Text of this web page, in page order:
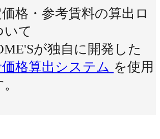
格・参考賃料の算出ロ
いて
が独自に開発した
格算出システム を使用